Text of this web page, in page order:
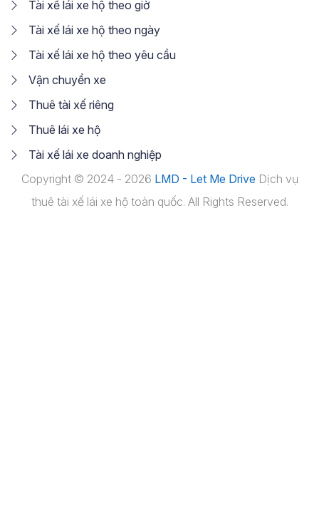
Tài xế lái xe hộ theo giờ
Tài xế lái xe hộ theo ngày
Tài xế lái xe hộ theo yêu cầu
Vận chuyển xe
Thuê tài xế riêng
Thuê lái xe hộ
Tài xế lái xe doanh nghiệp
Copyright © 2024 - 2026 LMD - Let Me Drive Dịch vụ
thuê tài xế lái xe hộ toàn quốc. All Rights Reserved.